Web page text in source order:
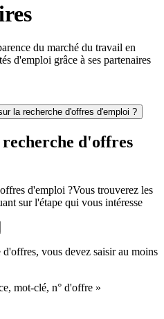
du marché du travail en
d'emploi grâce à ses partenaires
la recherche d'offres d'emploi ?
d'offres
d'emploi ?Vous trouverez les
sur l'étape qui vous intéresse
vous devez saisir au moins
mot-clé, n° d'offre »